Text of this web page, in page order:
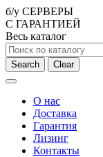
б/у СЕРВЕРЫ
С ГАРАНТИЕЙ
Весь каталог
Search Clear
О нас
Доставка
Гарантия
Лизинг
Контакты